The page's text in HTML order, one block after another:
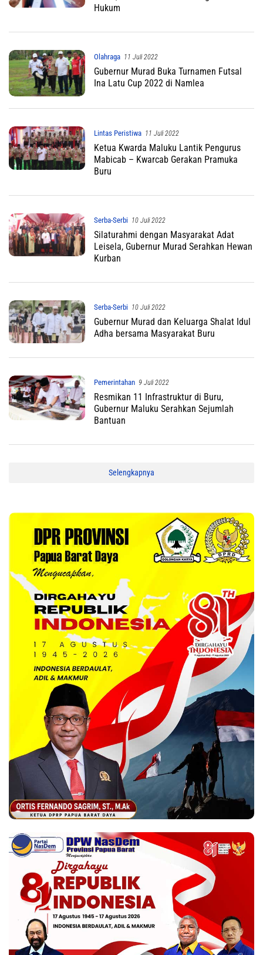
Hukum
Olahraga 11 Juli 2022
Gubernur Murad Buka Turnamen Futsal
Ina Latu Cup 2022 di Namlea
Lintas Peristiwa 11 Juli 2022
Ketua Kwarda Maluku Lantik Pengurus
Mabicab – Kwarcab Gerakan Pramuka
Buru
Serba-Serbi 10 Juli 2022
Silaturahmi dengan Masyarakat Adat
Leisela, Gubernur Murad Serahkan Hewan
Kurban
Serba-Serbi 10 Juli 2022
Gubernur Murad dan Keluarga Shalat Idul
Adha bersama Masyarakat Buru
Pemerintahan 9 Juli 2022
Resmikan 11 Infrastruktur di Buru,
Gubernur Maluku Serahkan Sejumlah
Bantuan
Selengkapnya